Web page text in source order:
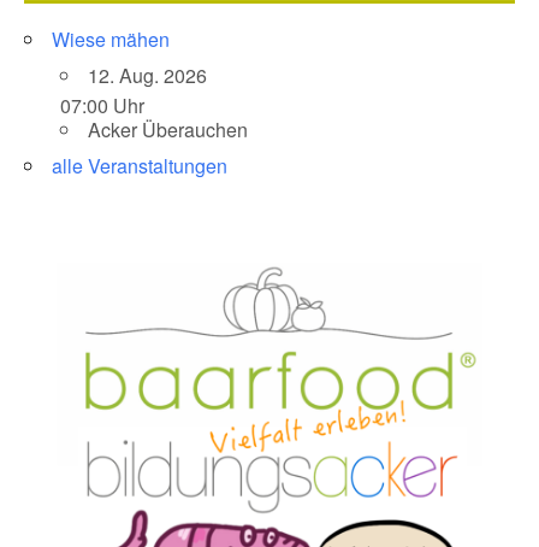
Wiese mähen
12. Aug. 2026
07:00 Uhr
Acker Überauchen
alle Veranstaltungen